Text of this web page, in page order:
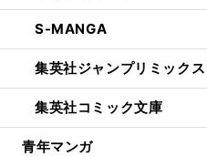
S-MANGA
集英社ジャンプリミックス
集英社コミック文庫
青年マンガ